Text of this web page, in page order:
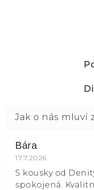
Bára
Hodnocení
17.7.2026
S kousky od
spokojená.